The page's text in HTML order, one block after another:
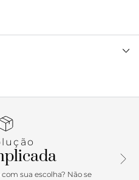
com duas tiras largas em fita
sobre os dedos e no peito
deixa os dedos e o
toque esportivo, a
uma infinidade de
sua escolha? Não se